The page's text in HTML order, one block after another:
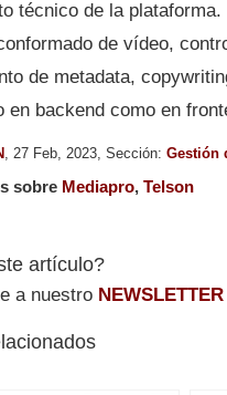
técnico de la
de vídeo,
de metadata,
en backend como en
, 27 Feb, 2023, Sección: Gestión
sobre Mediapro, Telson
artículo?
a nuestro NEWSLETTER